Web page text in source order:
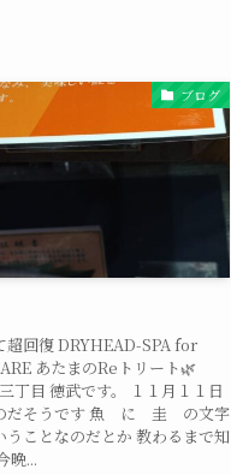
ブログ
超回復 DRYHEAD-SPA for
あたまのReトリート🌿
目 徳武です。 １１月１１日
そうです 魚 に 圭 の文字
ことなのだとか 教わるまで知
晩...